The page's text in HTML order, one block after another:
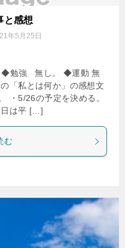
と感想
年5月25日
◆勉強 無し。 ◆運動 無
「私とは何か」の感想文
・5/26の予定を決める。
日は平 […]
む